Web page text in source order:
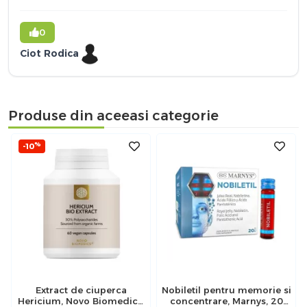
0
Ciot Rodica
Produse din aceeasi categorie
-10%
Extract de ciuperca
Hericium, Novo Biomedics,
Nobiletil pentru memorie si
concentrare, Marnys, 20